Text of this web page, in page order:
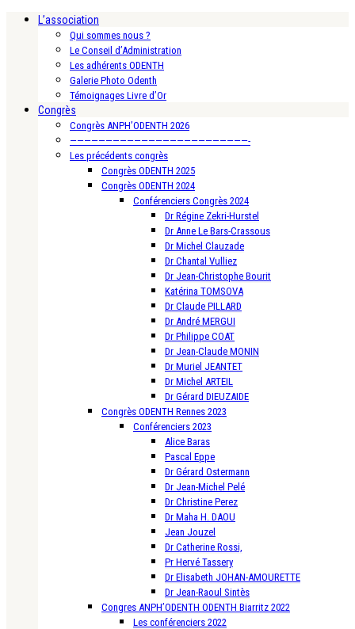
L’association
Qui sommes nous ?
Le Conseil d’Administration
Les adhérents ODENTH
Galerie Photo Odenth
Témoignages Livre d’Or
Congrès
Congrès ANPH’ODENTH 2026
—————————————————————————-
Les précédents congrès
Congrès ODENTH 2025
Congrès ODENTH 2024
Conférenciers Congrès 2024
Dr Régine Zekri-Hurstel
Dr Anne Le Bars-Crassous
Dr Michel Clauzade
Dr Chantal Vulliez
Dr Jean-Christophe Bourit
Katérina TOMSOVA
Dr Claude PILLARD
Dr André MERGUI
Dr Philippe COAT
Dr Jean-Claude MONIN
Dr Muriel JEANTET
Dr Michel ARTEIL
Dr Gérard DIEUZAIDE
Congrès ODENTH Rennes 2023
Conférenciers 2023
Alice Baras
Pascal Eppe
Dr Gérard Ostermann
Dr Jean-Michel Pelé
Dr Christine Perez
Dr Maha H. DAOU
Jean Jouzel
Dr Catherine Rossi,
Pr Hervé Tassery
Dr Elisabeth JOHAN-AMOURETTE
Dr Jean-Raoul Sintès
Congres ANPH’ODENTH ODENTH Biarritz 2022
Les conférenciers 2022